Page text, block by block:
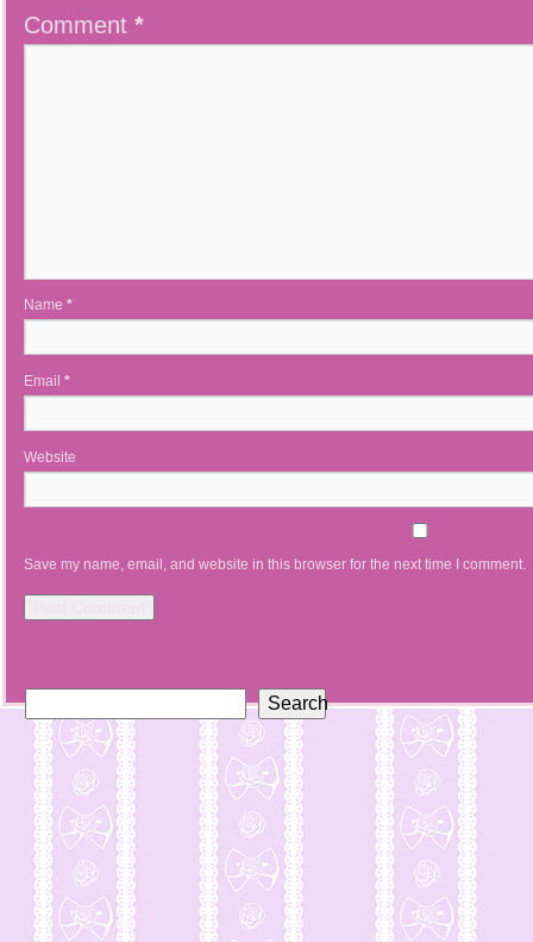
Comment *
Name *
Email *
Website
Save my name, email, and website in this browser for the next time I comment.
Search